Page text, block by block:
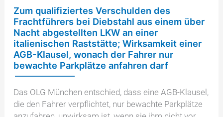
Zum qualifiziertes Verschulden des
Frachtführers bei Diebstahl aus einem über
Nacht abgestellten LKW an einer
italienischen Raststätte; Wirksamkeit einer
AGB-Klausel, wonach der Fahrer nur
bewachte Parkplätze anfahren darf
Das OLG München entschied, dass eine AGB-Klausel,
die den Fahrer verpflichtet, nur bewachte Parkplätze